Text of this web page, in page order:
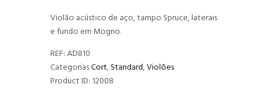
Violão acústico de aço, tampo Spruce, laterais
e fundo em Mogno.
REF:AD810
CategoriasCort,Standard,Violões
Product ID: 12008